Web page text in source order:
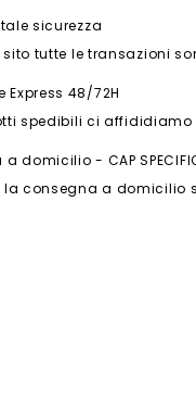
sicurezza
tutte le transazioni
Express 48/72H
spedibili ci
domicilio - CAP
la consegna a domicilio